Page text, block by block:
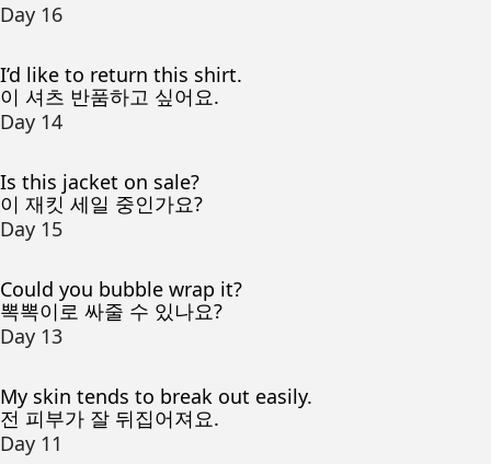
Day 16
I’d like to return this shirt.
이 셔츠 반품하고 싶어요.
Day 14
Is this jacket on sale?
이 재킷 세일 중인가요?
Day 15
Could you bubble wrap it?
뽁뽁이로 싸줄 수 있나요?
Day 13
My skin tends to break out easily.
전 피부가 잘 뒤집어져요.
Day 11